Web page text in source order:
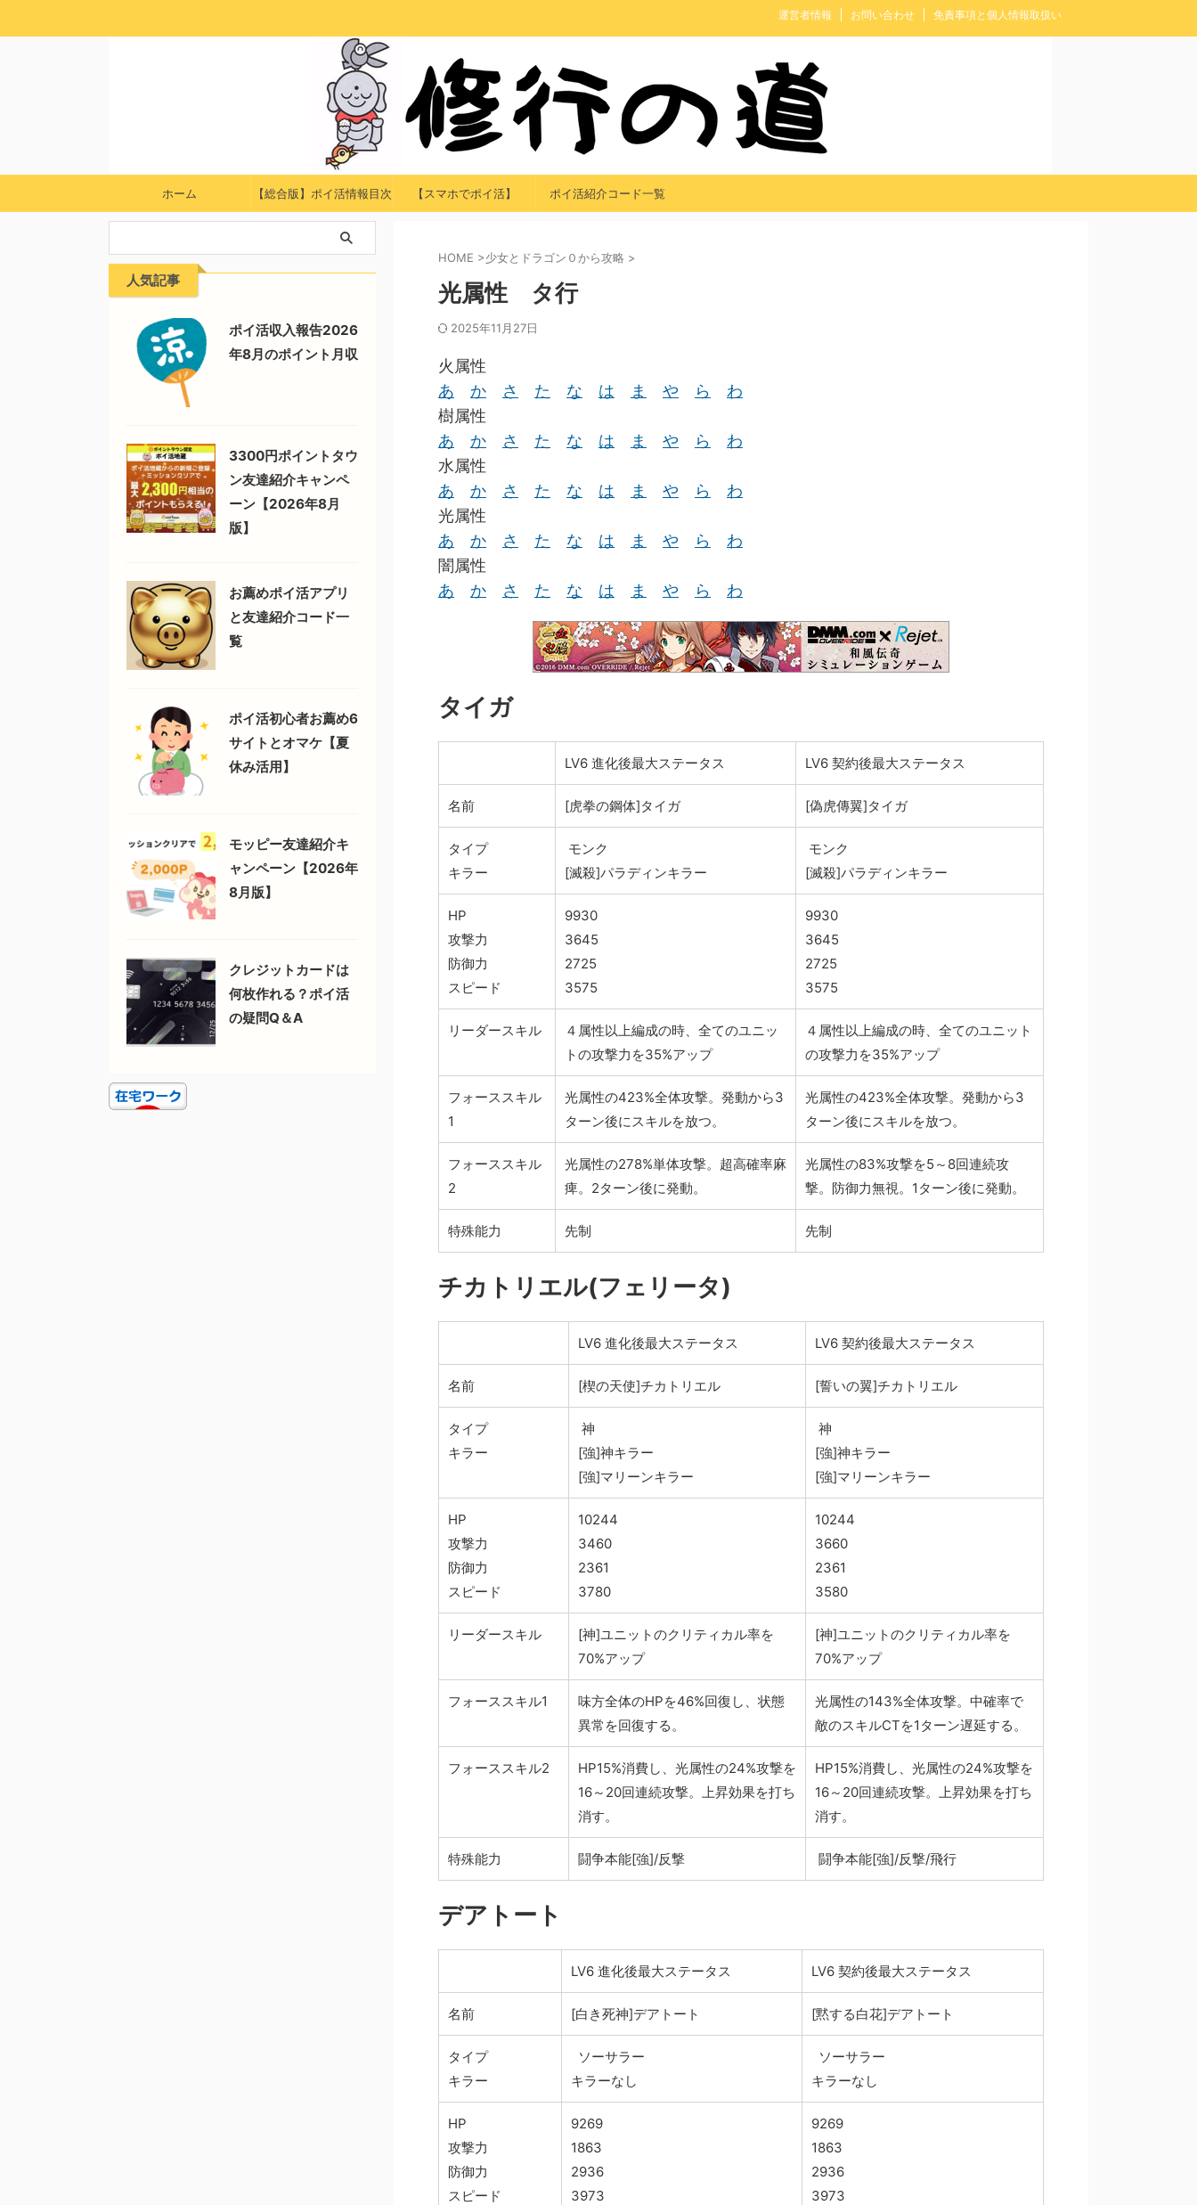
運営者情報 お問い合わせ 免責事項と個人情報取扱い
ホーム 【総合版】ポイ活情報目次 【スマホでポイ活】 ポイ活紹介コード一覧
HOME >少女とドラゴン０から攻略 >
光属性 タ行
2025年11月27日
火属性
あ
か さ た な は ま や ら
わ
樹属性
あ
か さ た な は ま や ら
わ
水属性
あ
か さ た な は ま や ら
わ
光属性
あ
か さ た な は ま や ら
わ
闇属性
あ
か さ た な は ま や ら わ
タイガ
LV6 進化後最大ステータス LV6 契約後最大ステータス
名前 [虎拳の鋼体]タイガ [偽虎傳翼]タイガ
タイプ
キラー
モンク
[滅殺]パラディンキラー
モンク
[滅殺]パラディンキラー
HP
攻撃力
防御力
スピード
9930
3645
2725
3575
9930
3645
2725
3575
リーダースキル
４属性以上編成の時、全てのユニッ
トの攻撃力を35%アップ
４属性以上編成の時、全てのユニット
の攻撃力を35%アップ
フォーススキル
1
光属性の423%全体攻撃。発動から3
ターン後にスキルを放つ。
光属性の423%全体攻撃。発動から3
ターン後にスキルを放つ。
フォーススキル
2
光属性の278%単体攻撃。超高確率麻
痺。2ターン後に発動。
光属性の83%攻撃を5～8回連続攻
撃。防御力無視。1ターン後に発動。
特殊能力 先制 先制
チカトリエル(フェリータ)
LV6 進化後最大ステータス LV6 契約後最大ステータス
名前 [楔の天使]チカトリエル [誓いの翼]チカトリエル
タイプ
キラー
神
[強]神キラー
[強]マリーンキラー
神
[強]神キラー
[強]マリーンキラー
HP
攻撃力
防御力
スピード
10244
3460
2361
3780
10244
3660
2361
3580
リーダースキル
[神]ユニットのクリティカル率を
70%アップ
[神]ユニットのクリティカル率を
70%アップ
フォーススキル1
味方全体のHPを46%回復し、状態
異常を回復する。
光属性の143%全体攻撃。中確率で
敵のスキルCTを1ターン遅延する。
フォーススキル2
HP15%消費し、光属性の24%攻撃を
16～20回連続攻撃。上昇効果を打ち
消す。
HP15%消費し、光属性の24%攻撃を
16～20回連続攻撃。上昇効果を打ち
消す。
特殊能力 闘争本能[強]/反撃 闘争本能[強]/反撃/飛行
デアトート
LV6 進化後最大ステータス LV6 契約後最大ステータス
名前 [白き死神]デアトート [黙する白花]デアトート
タイプ
キラー
ソーサラー
キラーなし
ソーサラー
キラーなし
HP
攻撃力
防御力
スピード
9269
1863
2936
3973
9269
1863
2936
3973
人気記事
ポイ活収入報告2026
年8月のポイント月収
3300円ポイントタウ
ン友達紹介キャンペ
ーン【2026年8月
版】
お薦めポイ活アプリ
と友達紹介コード一
覧
ポイ活初心者お薦め6
サイトとオマケ【夏
休み活用】
モッピー友達紹介キ
ャンペーン【2026年
8月版】
クレジットカードは
何枚作れる？ポイ活
の疑問Q＆A